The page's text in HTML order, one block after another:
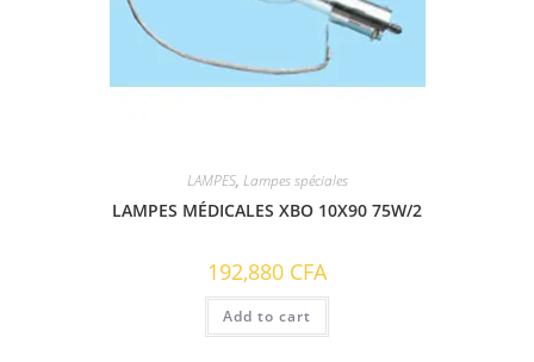
LAMPES, Lampes spéciales
LAMPES MÉDICALES XBO 10X90 75W/2
192,880 CFA
Add to cart